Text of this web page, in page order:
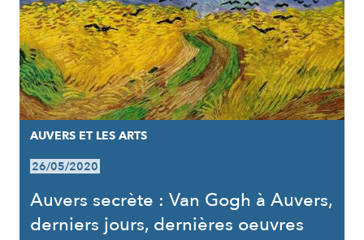
AUVERS ET LES ARTS
26/05/2020
Auvers secrète : Van Gogh à Auvers,
derniers jours, dernières oeuvres